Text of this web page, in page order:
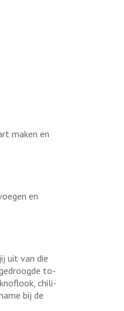
maken en
en
uit van die
to­
knof­look, chi­li­
bij de